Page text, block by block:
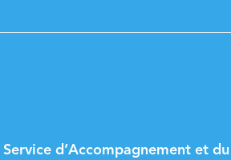
d’Accompagnement et du